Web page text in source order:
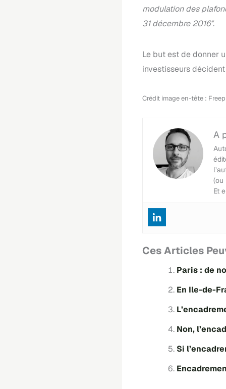
modulation des
31 décembre 2016″.
Le but est de donner
investisseurs
Crédit image en-tête :
(ou
Et
Ces Articles
Paris : de
En Ile-de-
Non,
Si